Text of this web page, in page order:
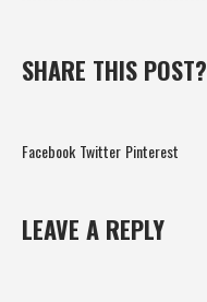
SHARE THIS POST?
Facebook Twitter Pinterest
LEAVE A REPLY